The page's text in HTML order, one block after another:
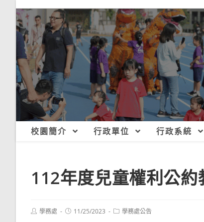
校園簡介 行政單位 行政系統
112年度兒童權利公
Post學務處
Post11/25/2023
Post學務處公告